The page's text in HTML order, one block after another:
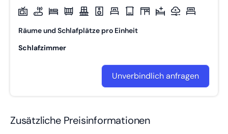
Räume und Schlafplätze pro Einheit
Schlafzimmer
Unverbindlich anfragen
Zusätzliche Preisinformationen